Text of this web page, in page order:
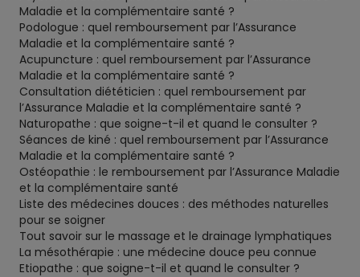
Maladie et la complémentaire santé ?
Podologue : quel remboursement par l’Assurance
Maladie et la complémentaire santé ?
Acupuncture : quel remboursement par l’Assurance
Maladie et la complémentaire santé ?
Consultation diététicien : quel remboursement par
l’Assurance Maladie et la complémentaire santé ?
Naturopathe : que soigne-t-il et quand le consulter ?
Séances de kiné : quel remboursement par l’Assurance
Maladie et la complémentaire santé ?
Ostéopathie : le remboursement par l’Assurance Maladie
et la complémentaire santé
Liste des médecines douces : des méthodes naturelles
pour se soigner
Tout savoir sur le massage et le drainage lymphatiques
La mésothérapie : une médecine douce peu connue
Etiopathe : que soigne-t-il et quand le consulter ?